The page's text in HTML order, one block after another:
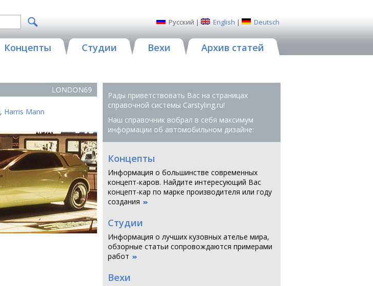
Русский | English | Deutsch
Концепты Студии Вехи Архив статей
LONDON69
, Harris Mann
Рады приветствовать Вас на страницах
справочной системы Сarstyling.ru!
Наш справочник вобрал в себя максимум
информации об автомобильном дизайне:
Концепты
Информация о большинстве современных
концепт-каров. Найдите интересующий Вас
концепт-кар по марке производителя или году
создания
Студии
Информация о лучших кузовных ателье мира,
обзорные статьи сопровождаются примерами
работ
Вехи